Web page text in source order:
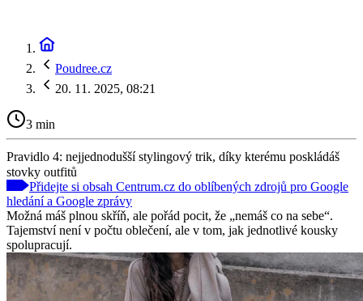
Poudree.cz
20. 11. 2025, 08:21
3 min
Pravidlo 4: nejjednodušší stylingový trik, díky kterému poskládáš
stovky outfitů
Přidejte si obsah Centrum.cz do oblíbených zdrojů pro Google
hledání a Google zprávy
Možná máš plnou skříň, ale pořád pocit, že „nemáš co na sebe“.
Tajemství není v počtu oblečení, ale v tom, jak jednotlivé kousky
spolupracují.